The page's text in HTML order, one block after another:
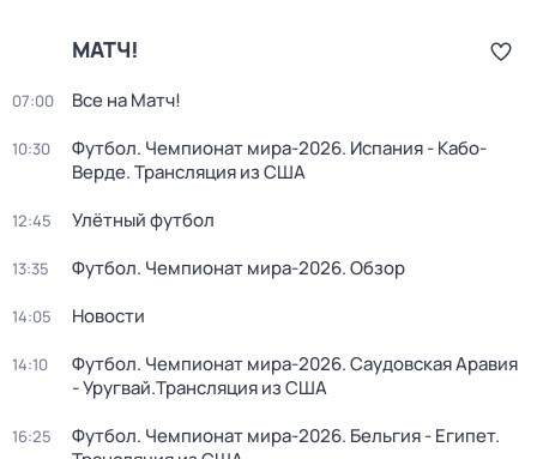
МАТЧ!
07:00 Все на Матч!
10:30
Футбол. Чемпионат мира-2026. Испания - Кабо-
Верде. Трансляция из США
12:45 Улётный футбол
13:35 Футбол. Чемпионат мира-2026. Обзор
14:05 Новости
14:10
Футбол. Чемпионат мира-2026. Саудовская Аравия
- Уругвай.Трансляция из США
16:25
Футбол. Чемпионат мира-2026. Бельгия - Египет.